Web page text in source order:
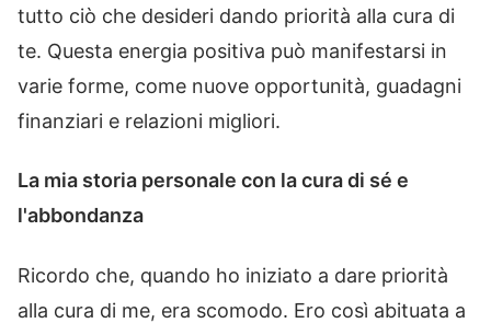
tutto ciò che desideri dando priorità alla cura di
te. Questa energia positiva può manifestarsi in
varie forme, come nuove opportunità, guadagni
finanziari e relazioni migliori.
La mia storia personale con la cura di sé e
l'abbondanza
Ricordo che, quando ho iniziato a dare priorità
alla cura di me, era scomodo. Ero così abituata a